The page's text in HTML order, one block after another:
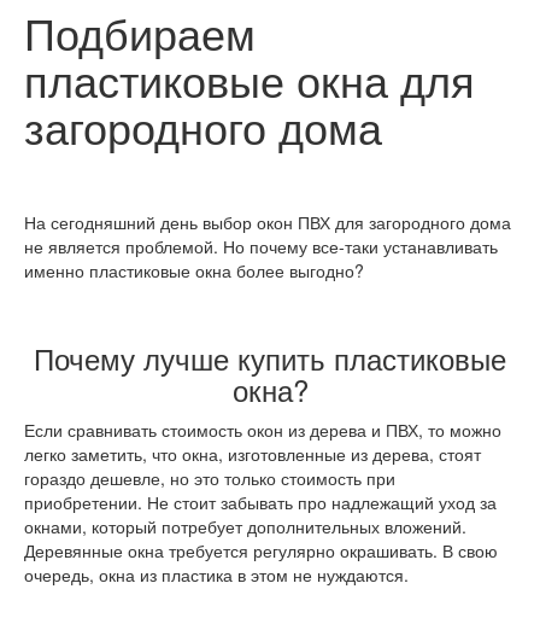
Подбираем
пластиковые окна для
загородного дома
На сегодняшний день выбор окон ПВХ для загородного дома
не является проблемой. Но почему все-таки устанавливать
именно пластиковые окна более выгодно?
Почему лучше купить пластиковые
окна?
Если сравнивать стоимость окон из дерева и ПВХ, то можно
легко заметить, что окна, изготовленные из дерева, стоят
гораздо дешевле, но это только стоимость при
приобретении. Не стоит забывать про надлежащий уход за
окнами, который потребует дополнительных вложений.
Деревянные окна требуется регулярно окрашивать. В свою
очередь, окна из пластика в этом не нуждаются.